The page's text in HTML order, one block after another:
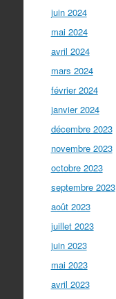
juin 2024
mai 2024
avril 2024
mars 2024
février 2024
janvier 2024
décembre 2023
novembre 2023
octobre 2023
septembre 2023
août 2023
juillet 2023
juin 2023
mai 2023
avril 2023